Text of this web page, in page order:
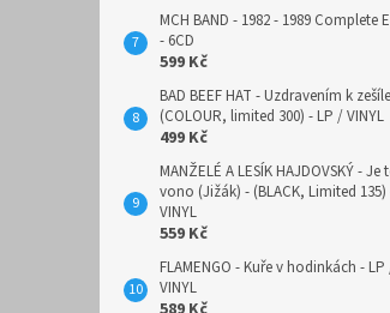
MCH BAND - 1982 - 1989 Complete
- 6CD
599 Kč
BAD BEEF HAT - Uzdravením k
(COLOUR, limited 300) - LP / VINYL
499 Kč
MANŽELÉ A LESÍK HAJDOVSKÝ - Je
vono (Jižák) - (BLACK, Limited
VINYL
559 Kč
FLAMENGO - Kuře v hodinkách -
VINYL